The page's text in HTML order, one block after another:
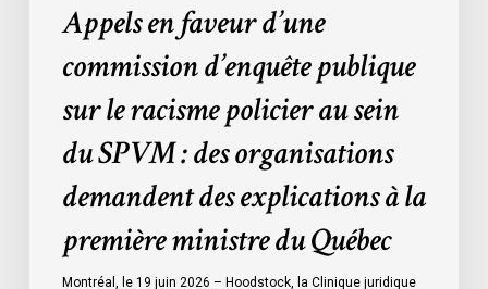
SPVM
organisations
explications
Appels en faveur d’une
commission d’enquête publique
sur le racisme policier au sein
du SPVM : des organisations
demandent des explications à la
première ministre du Québec
Montréal, le 19 juin 2026 – Hoodstock, la Clinique juridique